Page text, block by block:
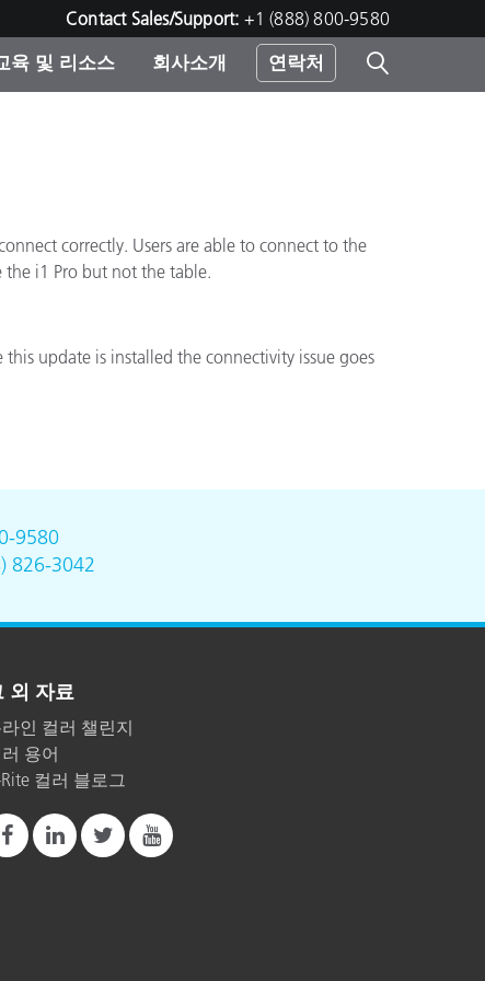
Contact Sales/Support: +1 (888) 800-9580
육 및 리소스 회사소개 연락처
correctly. Users are able to connect to the
the i1 Pro but not the table.
update is installed the connectivity issue goes
9580
826-3042
외 자료
인 컬러 챌린지
용어
컬러 블로그